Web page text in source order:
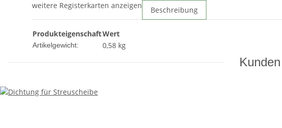
weitere Registerkarten anzeigen Beschreibung
ProdukteigenschaftWert
Artikelgewicht: 0,58 kg